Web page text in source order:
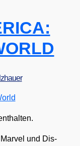
Mar­vel und Dis­